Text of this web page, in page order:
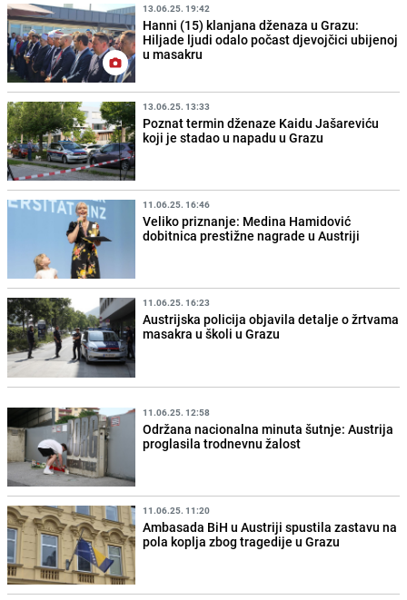
13.06.25. 19:42
Hanni (15) klanjana dženaza u Grazu:
Hiljade ljudi odalo počast djevojčici ubijenoj
u masakru
13.06.25. 13:33
Poznat termin dženaze Kaidu Jašareviću
koji je stadao u napadu u Grazu
11.06.25. 16:46
Veliko priznanje: Medina Hamidović
dobitnica prestižne nagrade u Austriji
11.06.25. 16:23
Austrijska policija objavila detalje o žrtvama
masakra u školi u Grazu
11.06.25. 12:58
Održana nacionalna minuta šutnje: Austrija
proglasila trodnevnu žalost
11.06.25. 11:20
Ambasada BiH u Austriji spustila zastavu na
pola koplja zbog tragedije u Grazu